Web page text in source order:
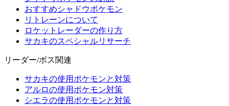
おすすめシャドウポケモン
リトレーンについて
ロケットレーダーの作り方
サカキのスペシャルリサーチ
リーダー/ボス関連
サカキの使用ポケモンと対策
アルロの使用ポケモン対策
シエラの使用ポケモンと対策